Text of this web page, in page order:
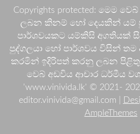
Copyrights protected: මෙම
ලබන කිනම් හෝ දෙයකින් යම්
පාර්ශවයකට යම්කිසි අගතියක්
පුද්ගලයා හෝ පාර්ශවය විසින්
කරමින් ඉදිරිපත් කරනු ලබන
වෙබ් අඩවිය ආචාර ධර්මීය
'www.vinivida.lk' © 2021-
editor.vinivida@gmail.com |
AmpleThemes